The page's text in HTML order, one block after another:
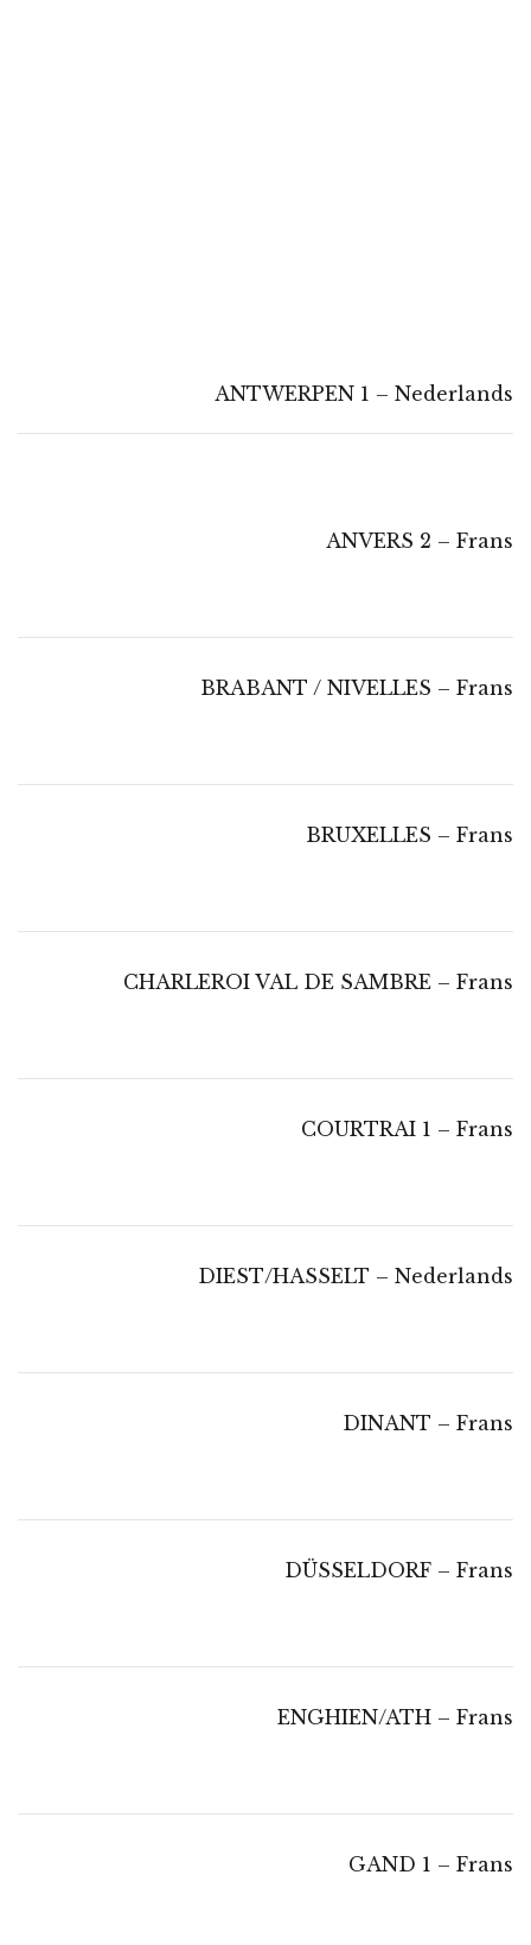
ANTWERPEN 1 – Nederlands
ANVERS 2 – Frans
BRABANT / NIVELLES – Frans
BRUXELLES – Frans
CHARLEROI VAL DE SAMBRE – Frans
COURTRAI 1 – Frans
DIEST/HASSELT – Nederlands
DINANT – Frans
DÜSSELDORF – Frans
ENGHIEN/ATH – Frans
GAND 1 – Frans